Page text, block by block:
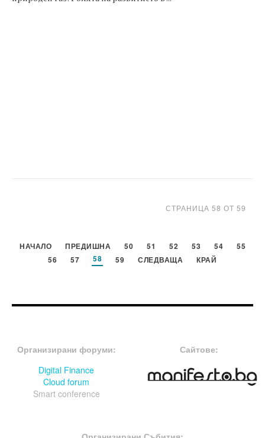
СТРАНИЦА 58 ОТ 59
НАЧАЛО ПРЕДИШНА 50 51 52 53 54
55
56
57 58 59 СЛЕДВАЩА КРАЙ
Организирани форуми:
Digital Finance
Cloud forum
Smart conference
Сайтове: